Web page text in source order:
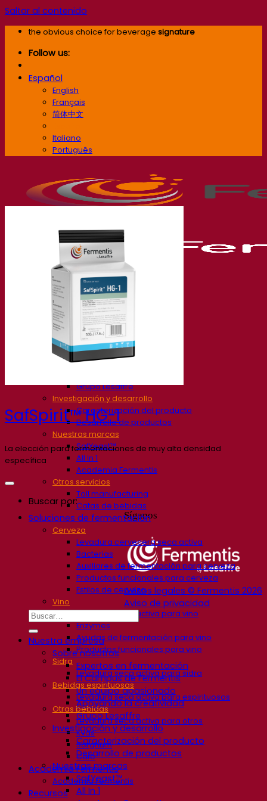
Saltar al contenido
the obvious choice for beverage signature
Follow us:
Español
English
Français
简体中文
Italiano
Português
Nuestra empresa
Sobre nosotros
Expertos en fermentación
El Campus de Fermentis
Un equipo apasionado
Grupo Lesaffre
Investigación y desarrollo
Caracterización del producto
Desarrollo de productos
Nuestras marcas
SafYeast™
All In 1
Academia Fermentis
Otros servicios
Toll manufacturing
Catas de bebidas
Soluciones de fermentación
Cerveza
Levadura cervecera seca activa
Bacterias
Auxiliares de fermentación para cerveza
Productos funcionales para cerveza
Estilos de cerveza
Vino
Levadura seca activa para vino
Enzymes
Ayudas de fermentación para vino
Productos funcionales para vino
Sidra
Levadura seca activa para sidra
Bebidas espirituosas
Levadura seca activa para espirituosos
Otras bebidas
Levadura seca activa para otros
Kvas
Sorghum
Café
Academia Fermentis
Academia Fermentis
Recursos
SafSpirit™ HG-1
La elección para fermentaciones de muy alta densidad
específica
Síganos
Avisos legales © Fermentis 2026
Aviso de privacidad
Buscar por:
Nuestra empresa
Sobre nosotros
Expertos en fermentación
El Campus de Fermentis
Un equipo apasionado
Apoyando la creatividad
Grupo Lesaffre
Investigación y desarrollo
Caracterización del producto
Desarrollo de productos
Nuestras marcas
SafYeast™
All In 1